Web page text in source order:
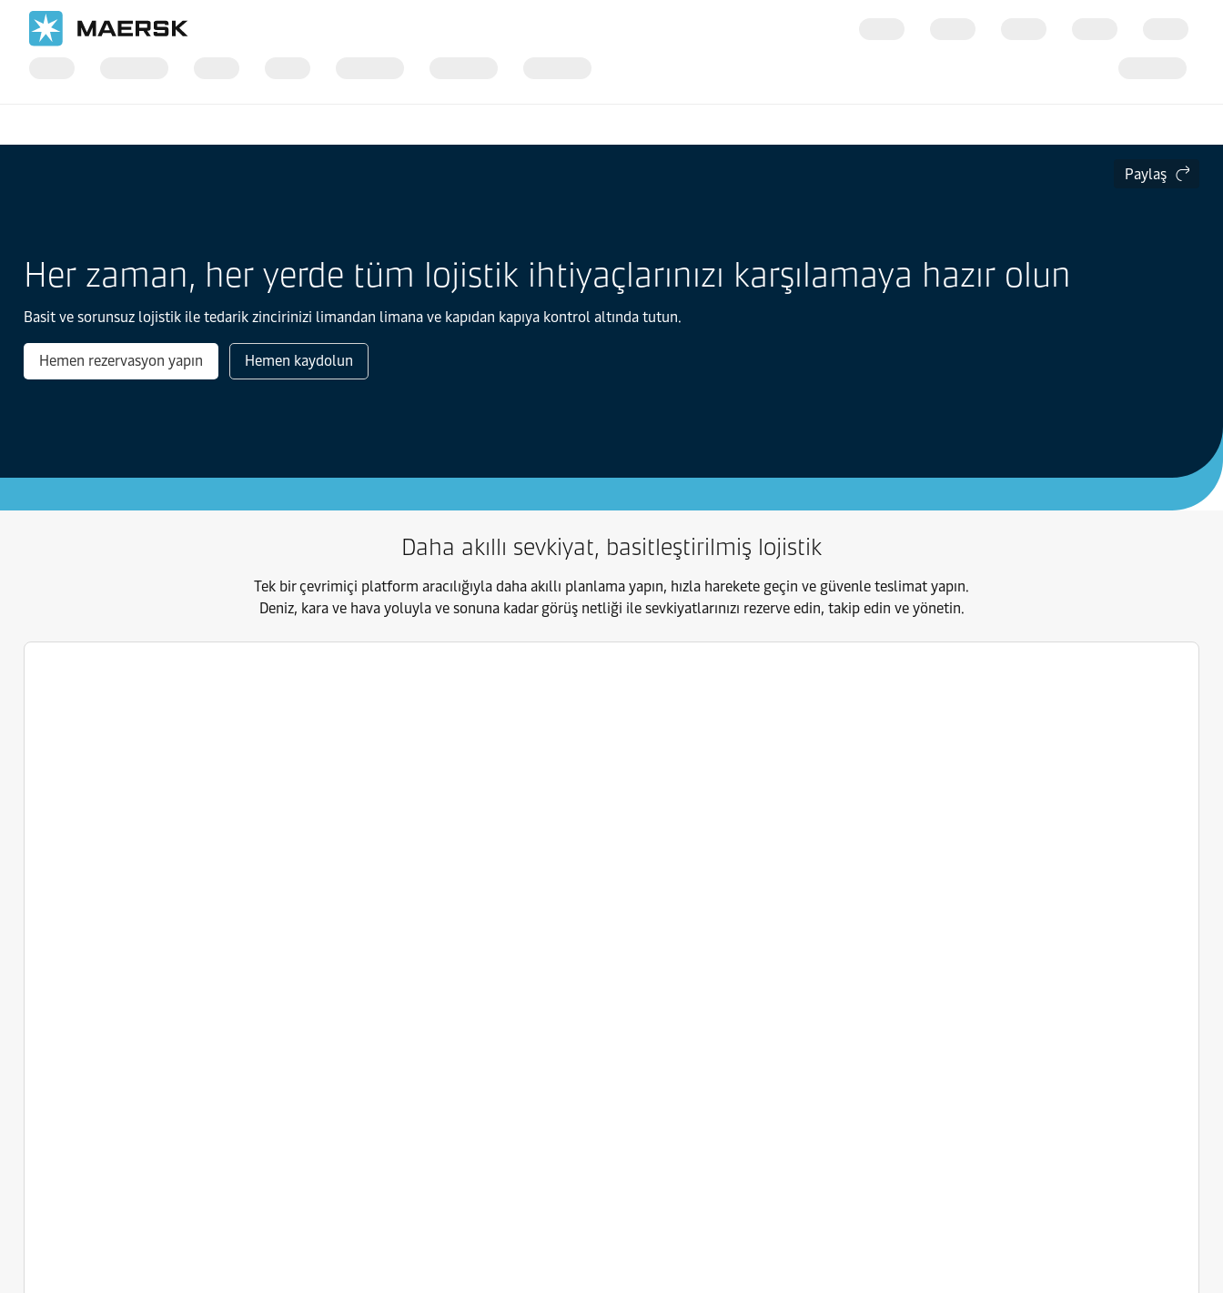
Paylaş
Her zaman, her yerde tüm lojistik ihtiyaçlarınızı karşılamaya hazır olun
Basit ve sorunsuz lojistik ile tedarik zincirinizi limandan limana ve kapıdan kapıya kontrol altında tutun.
Hemen rezervasyon yapın Hemen kaydolun
Daha akıllı sevkiyat, basitleştirilmiş lojistik
Tek bir çevrimiçi platform aracılığıyla daha akıllı planlama yapın, hızla harekete geçin ve güvenle teslimat yapın.
Deniz, kara ve hava yoluyla ve sonuna kadar görüş netliği ile sevkiyatlarınızı rezerve edin, takip edin ve yönetin.